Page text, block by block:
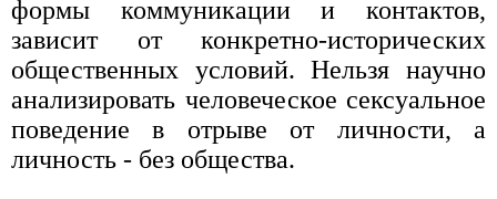
формы коммуникации и контактов,
зависит от конкретно-исторических
общественных условий. Нельзя научно
анализировать человеческое сексуальное
поведение в отрыве от личности, а
личность - без общества.